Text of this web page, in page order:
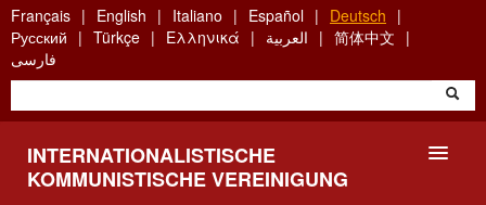
Skip
to
main
content
Français English Italiano Español
Deutsch
Русский
Türkçe Ελληνικά العربية
简体中文
فارسی
INTERNATIONALISTISCHE
KOMMUNISTISCHE VEREINIGUNG